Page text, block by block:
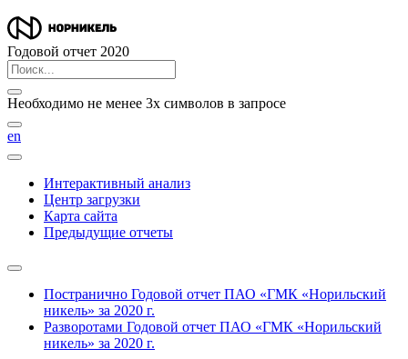
Годовой отчет 2020
Необходимо не менее 3х символов в запросе
en
Интерактивный анализ
Центр загрузки
Карта сайта
Предыдущие отчеты
Постранично Годовой отчет ПАО «ГМК «Норильский
никель» за 2020 г.
Разворотами Годовой отчет ПАО «ГМК «Норильский
никель» за 2020 г.